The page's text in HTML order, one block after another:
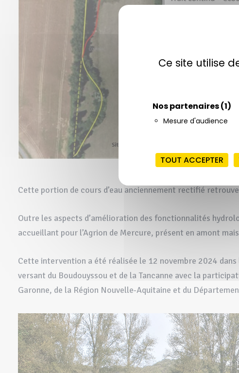
Ce site utilise
Nos partenaires(1)
Mesure d'audience
TOUT ACCEPTER
Cette portion de cours d’eau anciennement rectifié
Outre les aspects d’amélioration des fonctionnalités
accueillant pour l’Agrion de Mercure, présent en amont
Cette intervention a été réalisée le 12 novembre 2024
versant du Boudouyssou et de la Tancanne avec la
Garonne, de la Région Nouvelle-Aquitaine et du